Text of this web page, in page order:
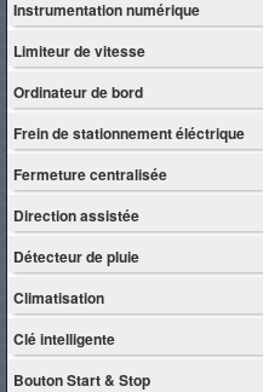
Instrumentation numérique
Limiteur de vitesse
Ordinateur de bord
Frein de stationnement éléctrique
Fermeture centralisée
Direction assistée
Détecteur de pluie
Climatisation
Clé intelligente
Bouton Start & Stop